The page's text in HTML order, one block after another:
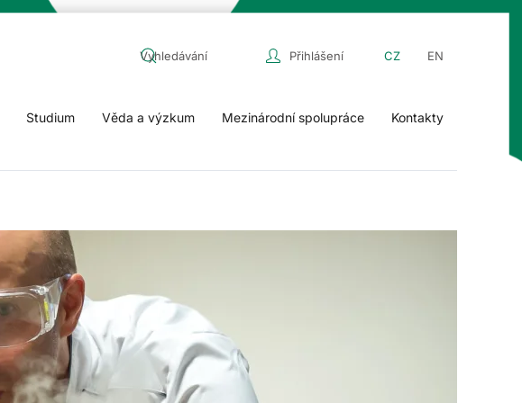
Přihlášení CZ EN
Studium Věda a výzkum Mezinárodní spolupráce Kontakty